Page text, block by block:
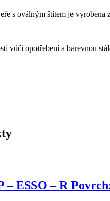
s oválným štítem je
vůči opotřebení a barevnou
ESSO – R